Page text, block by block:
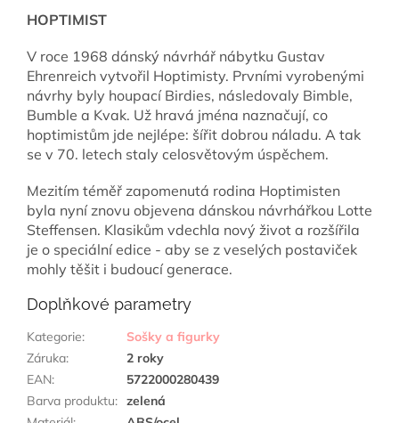
HOPTIMIST
V roce 1968 dánský návrhář nábytku Gustav
Ehrenreich vytvořil Hoptimisty. Prvními vyrobenými
návrhy byly houpací Birdies, následovaly Bimble,
Bumble a Kvak. Už hravá jména naznačují, co
hoptimistům jde nejlépe: šířit dobrou náladu. A tak
se v 70. letech staly celosvětovým úspěchem.
Mezitím téměř zapomenutá rodina Hoptimisten
byla nyní znovu objevena dánskou návrhářkou Lotte
Steffensen. Klasikům vdechla nový život a rozšířila
je o speciální edice - aby se z veselých postaviček
mohly těšit i budoucí generace.
Doplňkové parametry
Kategorie:
Sošky a figurky
Záruka:
2 roky
EAN:
5722000280439
Barva produktu: zelená